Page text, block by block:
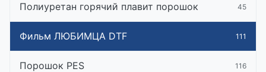
Полиуретан горячий плавит порошок 45
Фильм ЛЮБИМЦА DTF 111
Порошок PES 116